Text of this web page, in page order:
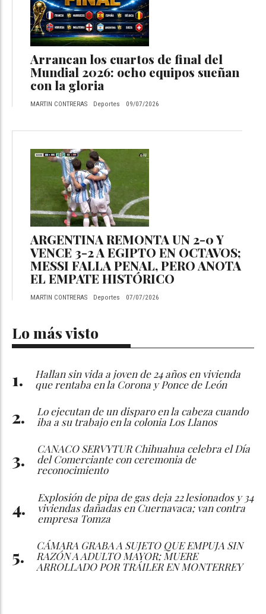
Arrancan los cuartos de final del
Mundial 2026: ocho equipos sueñan
con la gloria
MARTIN CONTRERAS Deportes 09/07/2026
ARGENTINA REMONTA UN 2-0 Y
VENCE 3-2 A EGIPTO EN OCTAVOS;
MESSI FALLA PENAL, PERO ANOTA
EL EMPATE HISTÓRICO
MARTIN CONTRERAS Deportes 07/07/2026
Lo más visto
Hallan sin vida a joven de 24 años en vivienda
que rentaba en la Corona y Ponce de León
Lo ejecutan de un disparo en la cabeza cuando
iba a su trabajo en la colonia Los Llanos
CANACO SERVYTUR Chihuahua celebra el Día
del Comerciante con ceremonia de
reconocimiento
Explosión de pipa de gas deja 22 lesionados y 34
viviendas dañadas en Cuernavaca; van contra
empresa Tomza
CÁMARA GRABA A SUJETO QUE EMPUJA SIN
RAZÓN A ADULTO MAYOR; MUERE
ARROLLADO POR TRÁILER EN MONTERREY